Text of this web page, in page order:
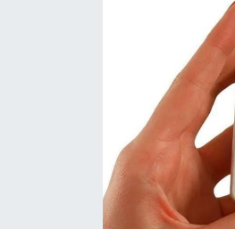
Magazin
Podcast